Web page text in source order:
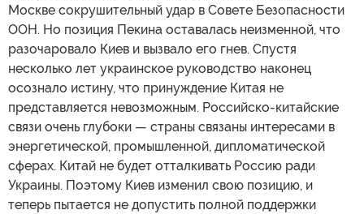
Москве сокрушительный удар в Совете Безопасности
ООН. Но позиция Пекина оставалась неизменной, что
разочаровало Киев и вызвало его гнев. Спустя
несколько лет украинское руководство наконец
осознало истину, что принуждение Китая не
представляется невозможным. Российско-китайские
связи очень глубоки — страны связаны интересами в
энергетической, промышленной, дипломатической
сферах. Китай не будет отталкивать Россию ради
Украины. Поэтому Киев изменил свою позицию, и
теперь пытается не допустить полной поддержки